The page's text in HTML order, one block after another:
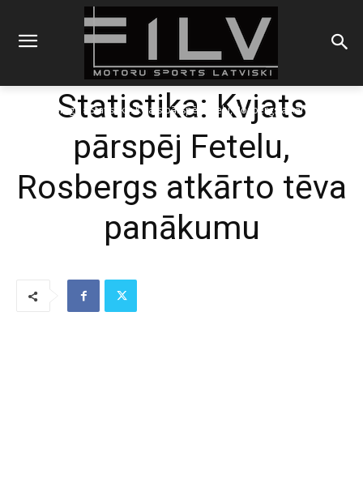
Blogs
Statistika: Kvjats pārspēj Fetelu, Rosbergs atkārto tēva
Statistika: Kvjats
pārspēj Fetelu,
Rosbergs atkārto tēva
panākumu